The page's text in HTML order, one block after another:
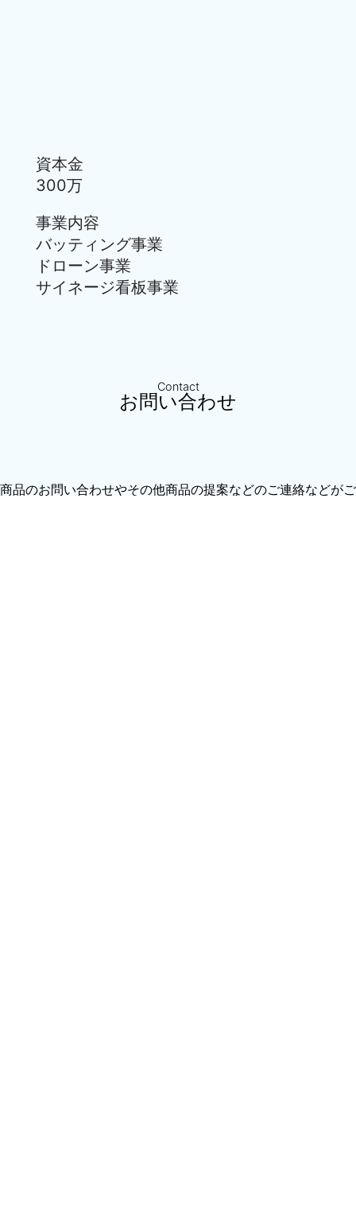
資本金
300万
事業内容
バッティング事業
ドローン事業
サイネージ看板事業
Contact
お問い合わせ
商品のお問い合わせやその他商品の提案などのご連絡などがご